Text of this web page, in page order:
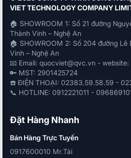
VIET TECHNOLOGY COMPANY
🏠 SHOWROOM 1: Số 21 đường
Thành Vinh – Nghệ An
🏠 SHOWROOM 2: Số 204 đường Lê
Vinh – Nghệ An
📧 Email: quocviet@qvc.vn -
🔑 MST: 2901425724
☎️ ĐIỆN THOẠI: 02383.59.58.59 -
📞 HOTLINE: 0912221011 -
Đặt Hàng Nhanh
Bán Hàng Trực Tuyến
0917600010 Mr.Tài